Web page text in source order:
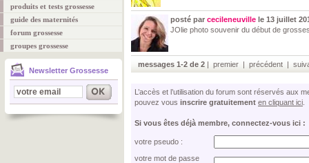
produits et tests grossesse
guide des maternités
forum grossesse
groupes grossesse
Newsletter Grossesse
posté par cecileneuville le 13 juillet
JOlie photo souvenir du début de
messages 1-2 de 2 | premier | précédent |
L’accès et l’utilisation du forum sont réservés aux
pouvez vous inscrire gratuitement en cliquant ici
Si vous êtes déjà membre, connectez-vous ici :
votre pseudo :
votre mot de passe